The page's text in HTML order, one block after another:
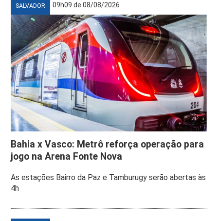
SALVADOR 09h09 de 08/08/2026
Bahia x Vasco: Metrô reforça operação para
jogo na Arena Fonte Nova
As estações Bairro da Paz e Tamburugy serão abertas às
4h